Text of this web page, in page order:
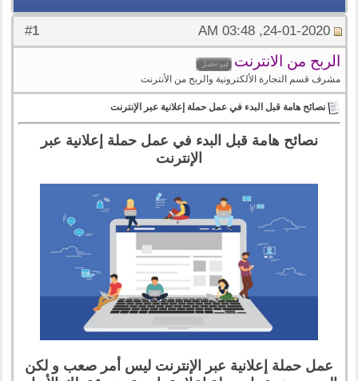
#
1 24-01-2020, 03:48 AM
الربح من الانترنت
مشرف قسم التجارة الألكترونية والربح من الأنترنت
نصائح هامة قبل البدء في عمل حملة إعلانية عبر الإنترنت
نصائح هامة قبل البدء في عمل حملة إعلانية عبر
الإنترنت
عمل حملة إعلانية عبر الإنترنت ليس أمر صعب و لكن